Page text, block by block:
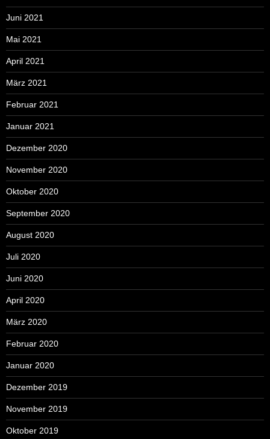
Juni 2021
Mai 2021
April 2021
März 2021
Februar 2021
Januar 2021
Dezember 2020
November 2020
Oktober 2020
September 2020
August 2020
Juli 2020
Juni 2020
April 2020
März 2020
Februar 2020
Januar 2020
Dezember 2019
November 2019
Oktober 2019